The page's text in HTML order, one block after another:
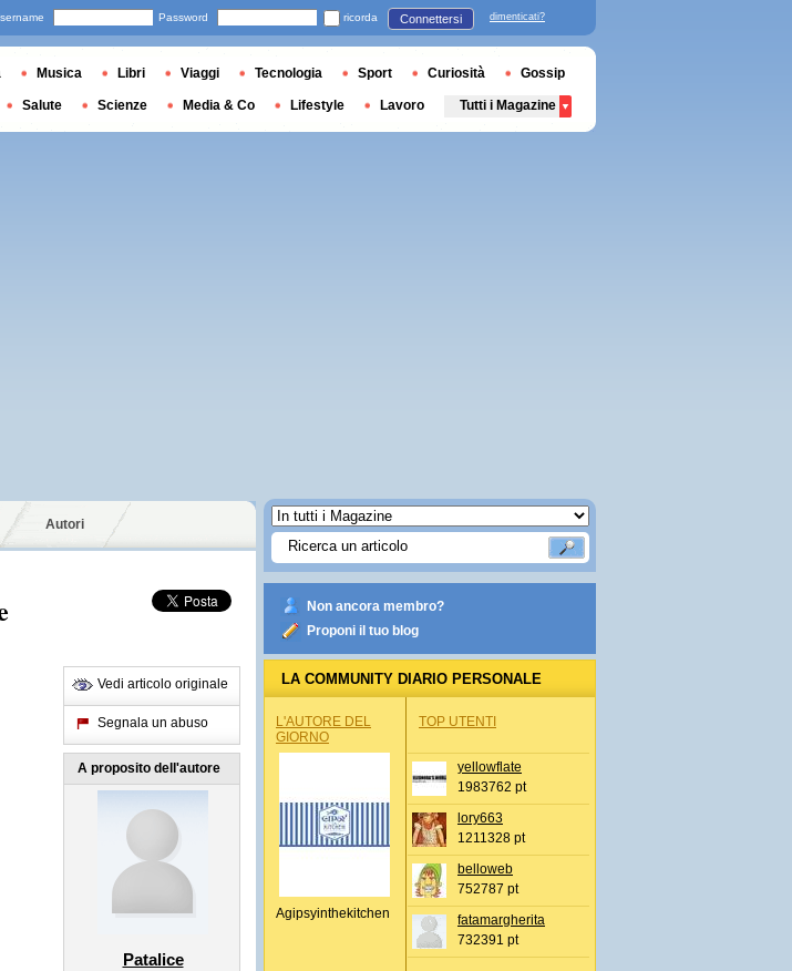
Autori
Vedi articolo originale
Segnala un abuso
A proposito dell'autore
Patalice
Non ancora membro?
Proponi il tuo blog
LA COMMUNITY DIARIO PERSONALE
L'AUTORE DEL
GIORNO
Agipsyinthekitchen
TOP UTENTI
yellowflate
1983762 pt
lory663
1211328 pt
belloweb
752787 pt
fatamargherita
732391 pt
Password ricorda Connettersi dimenticati?
Musica Libri Viaggi Tecnologia Sport Curiosità Gossip
Salute Scienze Media & Co Lifestyle Lavoro Tutti i Magazine